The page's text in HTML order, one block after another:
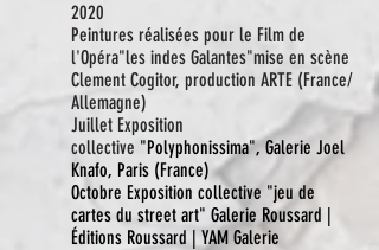
2020
Peintures réalisées pour le Film de
l'Opéra"les indes Galantes"mise en scène
Clement Cogitor, production ARTE (France/
Allemagne)
Juillet Exposition
collective "Polyphonissima", Galerie Joel
Knafo, Paris (France)
Octobre Exposition collective "jeu de
cartes du street art" Galerie Roussard |
Éditions Roussard | YAM Galerie